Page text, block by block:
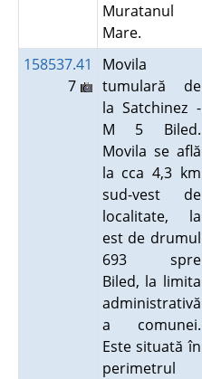
Muratanul
Mare.
158537.41
7
Movila
tumulară de
la Satchinez -
M 5 Biled.
Movila se află
la cca 4,3 km
sud-vest de
localitate, la
est de drumul
693 spre
Biled, la limita
administrativă
a comunei.
Este situată în
perimetrul